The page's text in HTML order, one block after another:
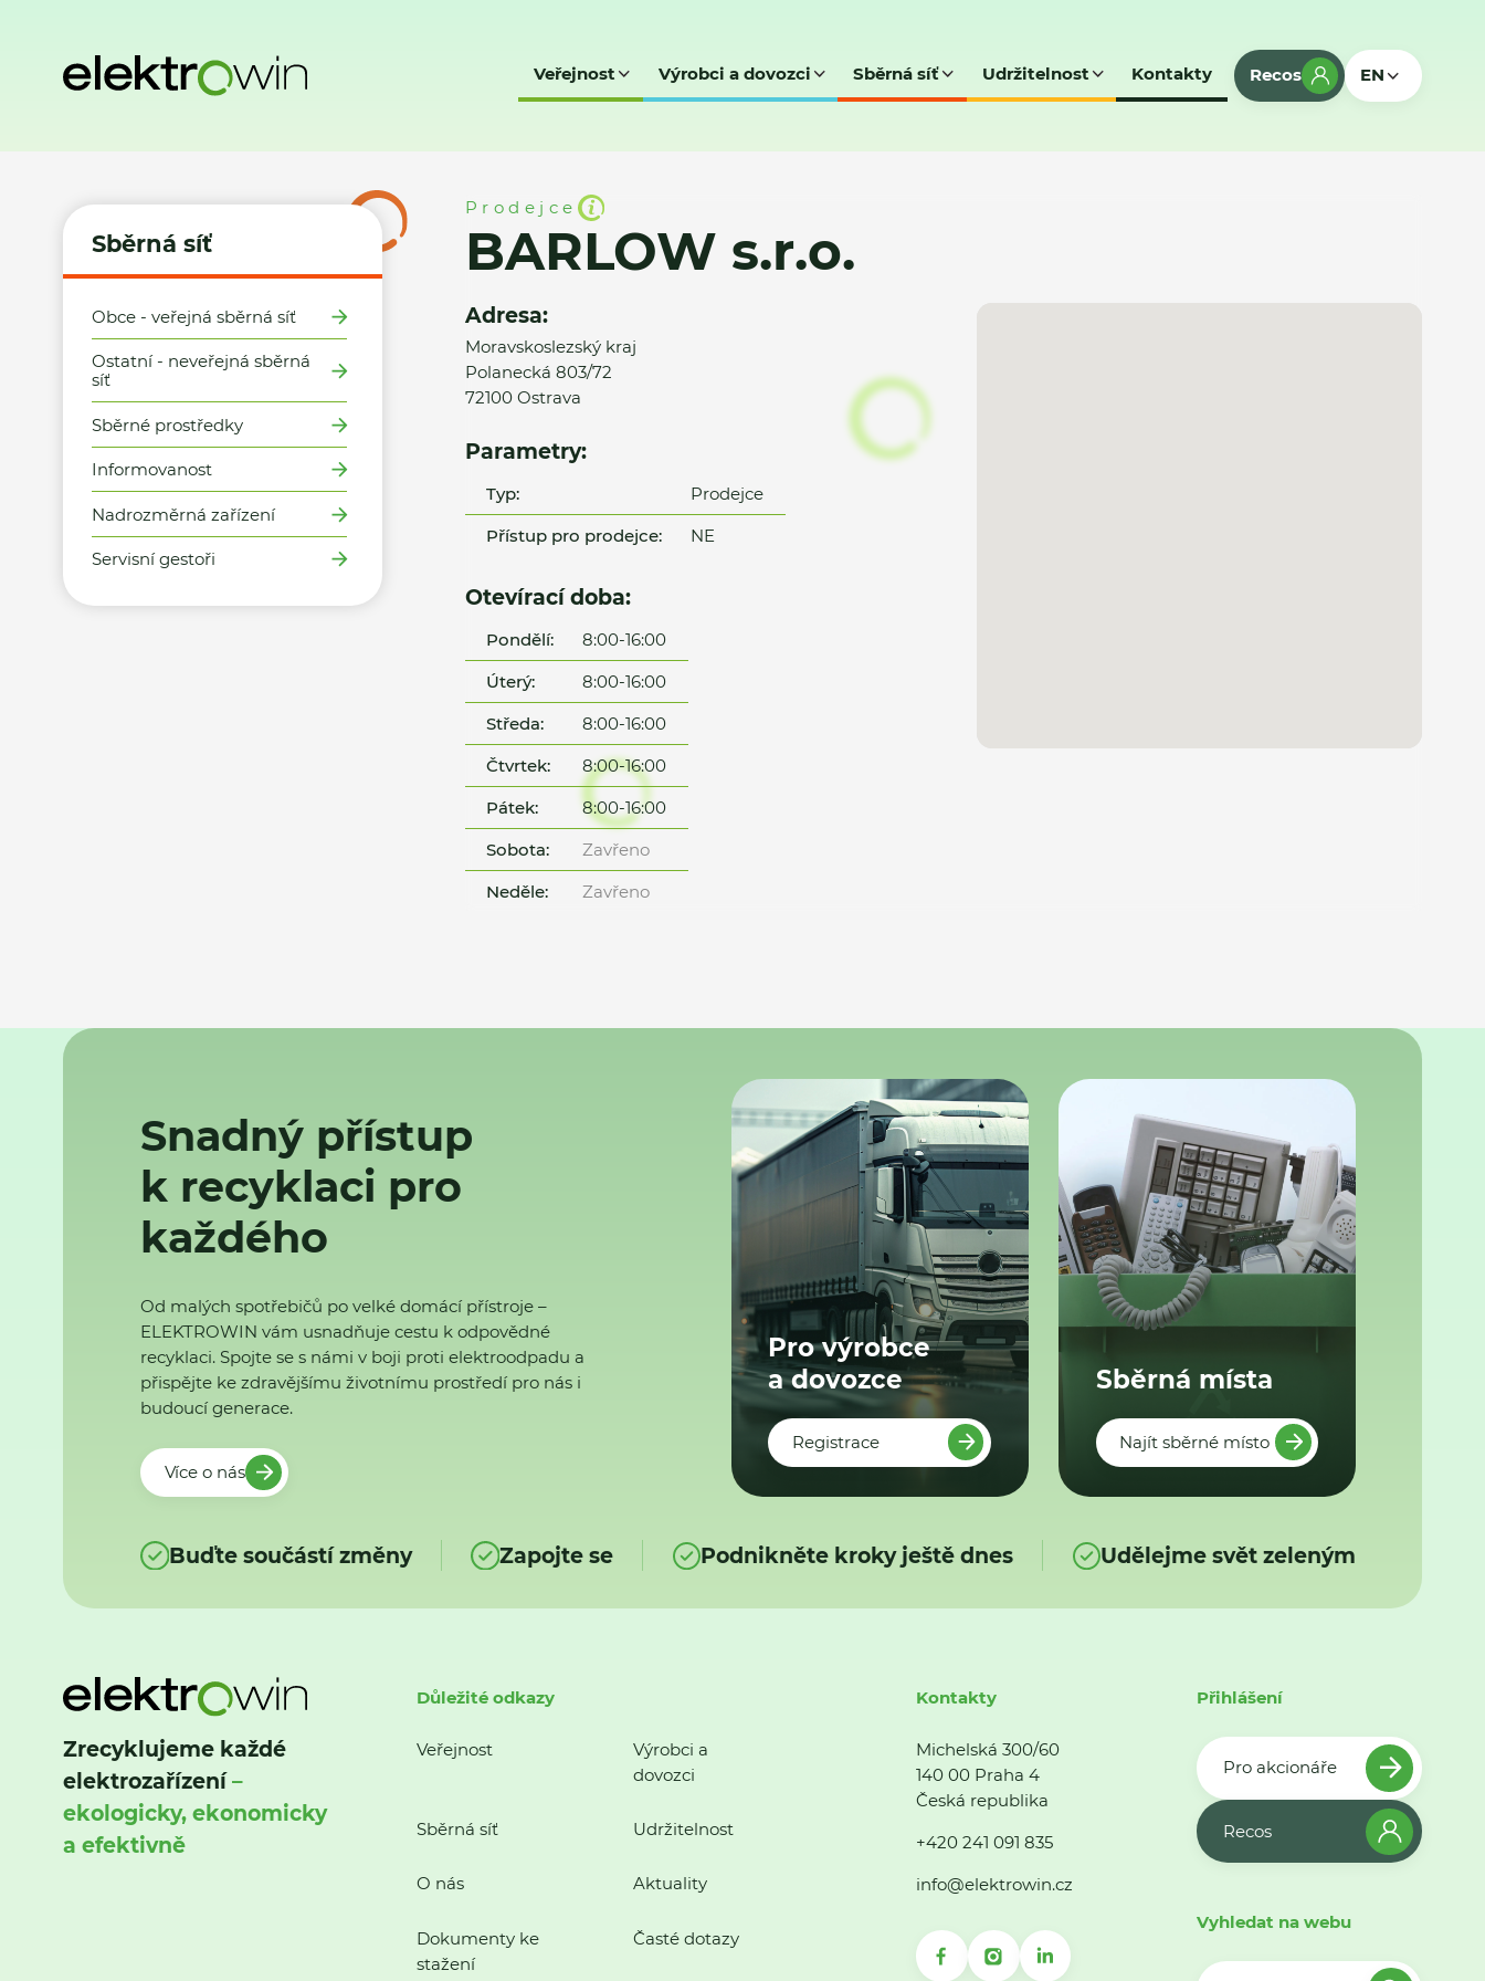
Veřejnost Výrobci a dovozci Sběrná síť Udržitelnost Kontakty Recos EN
Sběrná síť
Obce - veřejná sběrná síť
Ostatní - neveřejná sběrná
síť
Sběrné prostředky
Informovanost
Nadrozměrná zařízení
Servisní gestoři
Prodejce
BARLOW s.r.o.
Adresa:
Moravskoslezský kraj
Polanecká 803/72
72100 Ostrava
Parametry:
Typ:
Prodejce
Přístup pro prodejce:
NE
Otevírací doba:
Pondělí:
8:00-16:00
Úterý:
8:00-16:00
Středa:
8:00-16:00
Čtvrtek:
8:00-16:00
Pátek:
8:00-16:00
Sobota:
Zavřeno
Neděle:
Zavřeno
Snadný přístup
k recyklaci pro
každého
Od malých spotřebičů po velké domácí přístroje –
ELEKTROWIN vám usnadňuje cestu k odpovědné
recyklaci. Spojte se s námi v boji proti elektroodpadu a
přispějte ke zdravějšímu životnímu prostředí pro nás i
budoucí generace.
Více o nás
Pro výrobce
a dovozce
Registrace
Sběrná místa
Najít sběrné místo
Buďte součástí změny Zapojte se Podnikněte kroky ještě dnes Udělejme svět zeleným
Zrecyklujeme každé
elektrozařízení–
ekologicky, ekonomicky
a efektivně
Důležité odkazy
Veřejnost
Výrobci a
dovozci
Sběrná síť Udržitelnost
O nás Aktuality
Dokumenty ke
stažení
Časté dotazy
Kontakty
Michelská 300/60
140 00 Praha 4
Česká republika
+420 241 091 835
info@elektrowin.cz
Přihlášení
Pro akcionáře
Recos
Vyhledat na webu